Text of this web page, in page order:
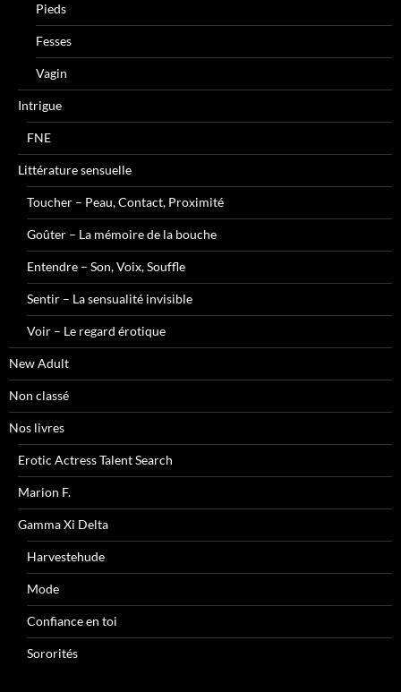
Pieds
Fesses
Vagin
Intrigue
FNE
Littérature sensuelle
Toucher – Peau, Contact, Proximité
Goûter – La mémoire de la bouche
Entendre – Son, Voix, Souffle
Sentir – La sensualité invisible
Voir – Le regard érotique
New Adult
Non classé
Nos livres
Erotic Actress Talent Search
Marion F.
Gamma Xi Delta
Harvestehude
Mode
Confiance en toi
Sororités